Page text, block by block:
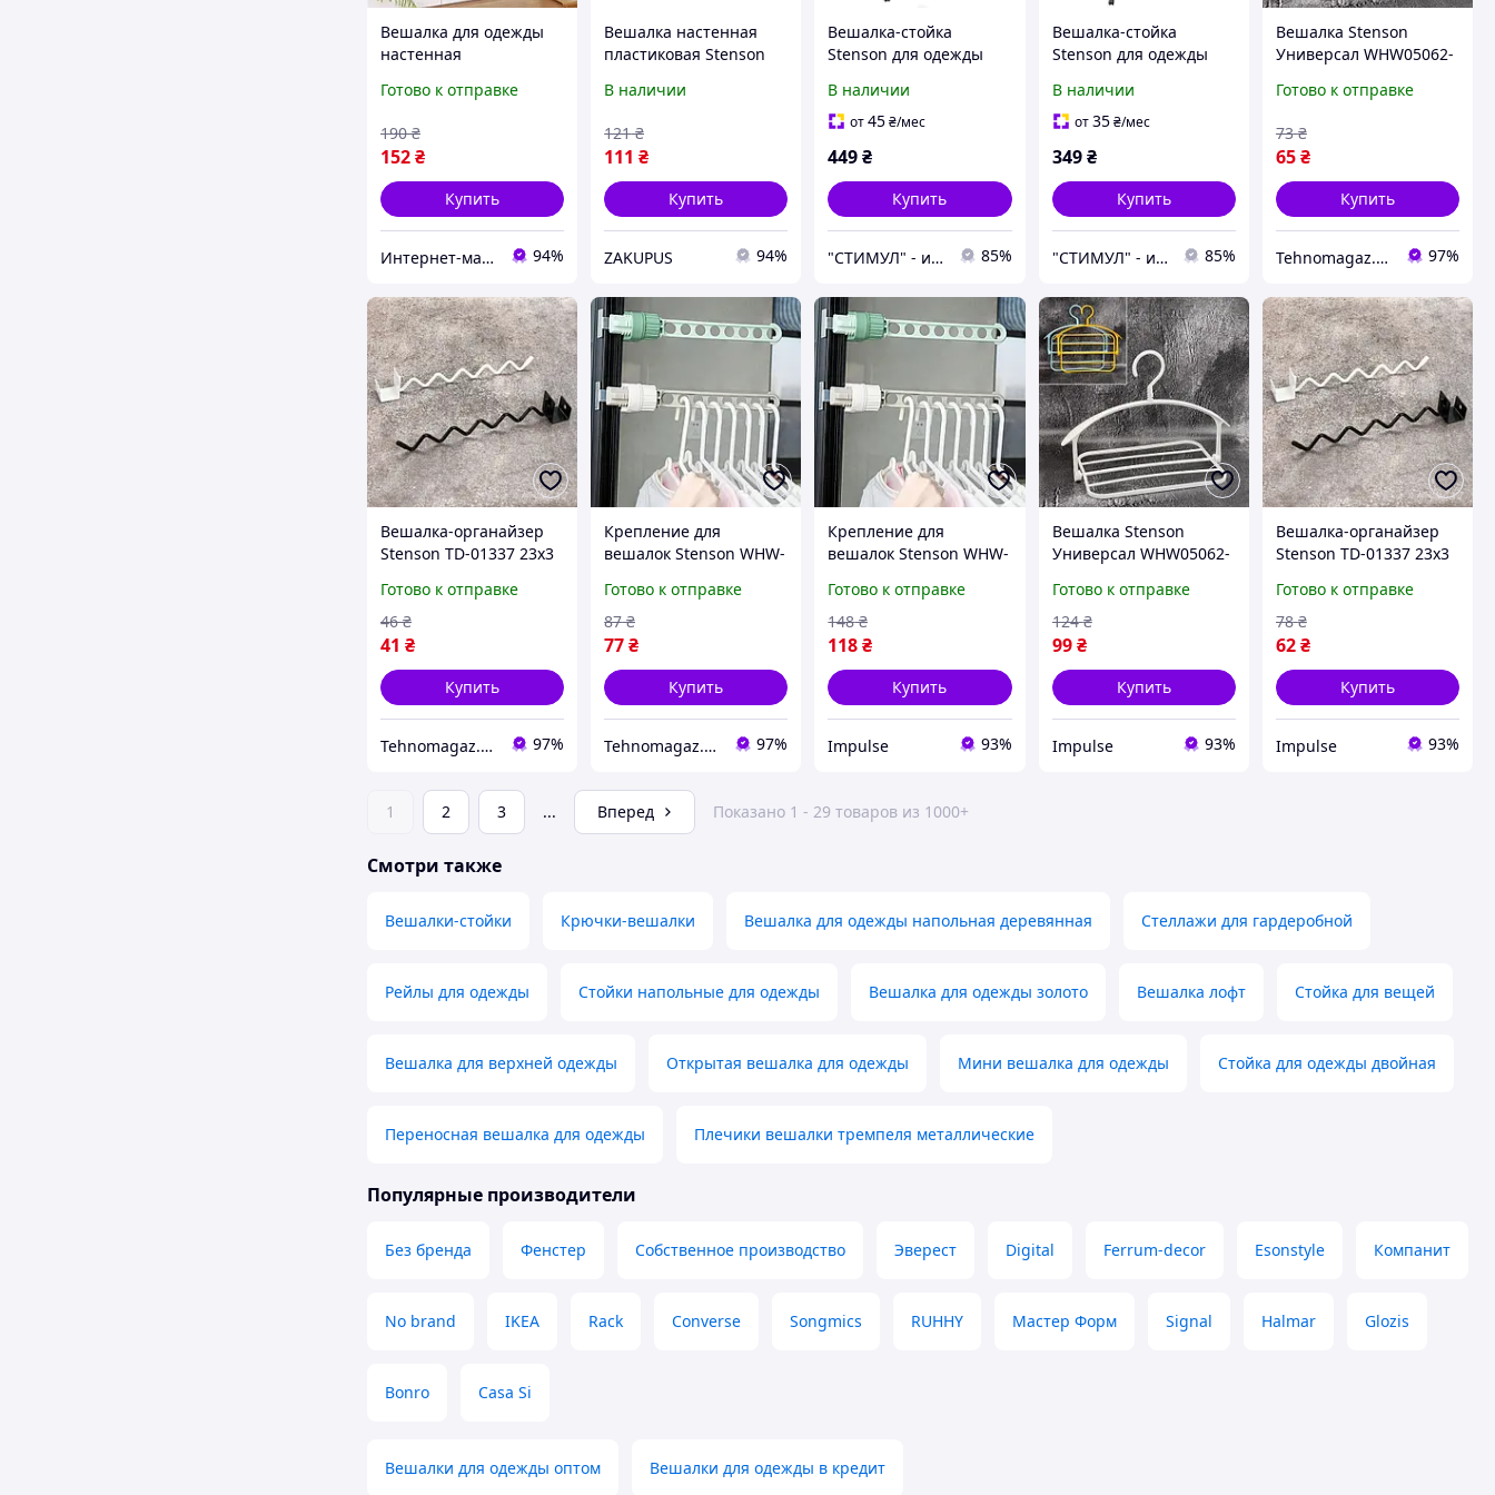
Вешалка для одежды
настенная
гачков, 27x9x7,5см
Готово к отправке
152₴
190 ₴
Купить
Интернет-магазин Bigs 94%
Вешалка настенная
пластиковая Stenson
19х2.5 см на присоске
В наличии
111 ₴
121 ₴
Купить
ZAKUPUS 94%
Вешалка-стойка
Stenson для одежды
В наличии
от45₴/мес
449₴
Купить
"СТИМУЛ" - инструменты для дома и работы. 85%
Вешалка-стойка
Stenson для одежды
В наличии
от35 ₴/мес
349 ₴
Купить
"СТИМУЛ" - инструменты для дома и работы. 85%
Вешалка Stenson
Универсал WHW05062-
Готово к отправке
65₴
73 ₴
Купить
Tehnomagaz.com.ua - это передовой интернет-магазин, специализирующийся на продаже техники 97%
Вешалка-органайзер
Stenson TD-01337 23х3
Готово к отправке
41 ₴
46 ₴
Купить
Tehnomagaz.com.ua - это передовой интернет-магазин, специализирующийся на продаже техники 97%
Крепление для
вешалок Stenson WHW-
Готово к отправке
77₴
87 ₴
Купить
Tehnomagaz.com.ua - это передовой интернет-магазин, специализирующийся на продаже техники 97%
Крепление для
вешалок Stenson WHW-
impulse
Готово к отправке
118₴
148 ₴
Купить
Impulse 93%
Вешалка Stenson
Универсал WHW05062-
Готово к отправке
99 ₴
124 ₴
Купить
Impulse 93%
Вешалка-органайзер
Stenson TD-01337 23х3
Готово к отправке
62₴
78 ₴
Купить
Impulse 93%
1 2 3 ... Вперед Показано 1 - 29 товаров из 1000+
Смотри также
Вешалки-стойки Крючки-вешалки Вешалка для одежды напольная деревянная Стеллажи для гардеробной
Рейлы для одежды Стойки напольные для одежды Вешалка для одежды золото Вешалка лофт Стойка для вещей
Вешалка для верхней одежды Открытая вешалка для одежды Мини вешалка для одежды Стойка для одежды двойная
Переносная вешалка для одежды Плечики вешалки тремпеля металлические
Популярные производители
Без бренда Фенстер Собственное производство Эверест Digital Ferrum-decor Esonstyle Компанит
No brand IKEA Rack Converse Songmics RUHHY Мастер Форм Signal Halmar Glozis
Bonro Casa Si
Вешалки для одежды оптом Вешалки для одежды в кредит